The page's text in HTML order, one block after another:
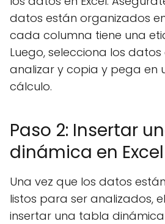
datos están organizados
cada columna tiene una
Luego, selecciona los datos
analizar y copia y pega en
cálculo.
Paso 2: Insertar
dinámica en Excel
Una vez que los datos
listos para ser analizados,
insertar una tabla dinámica